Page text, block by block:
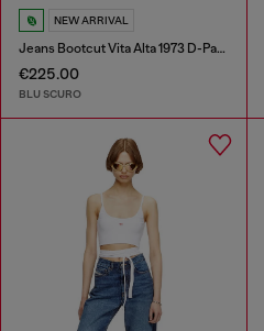
NEW ARRIVAL
Jeans Bootcut Vita Alta 1973 D-Partt
€225.00
BLU SCURO